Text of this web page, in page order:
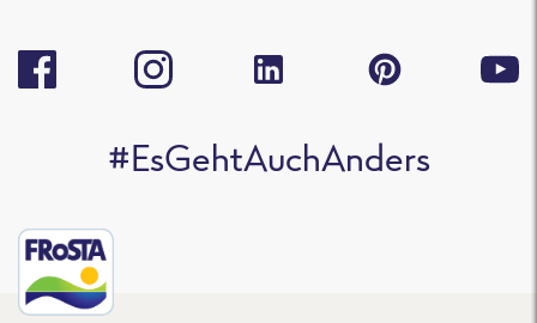
#EsGehtAuchAnders